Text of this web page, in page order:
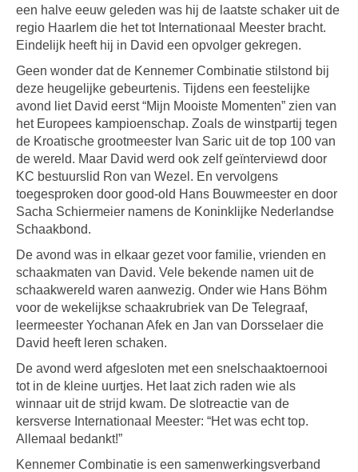
een halve eeuw geleden was hij de laatste schaker uit de
regio Haarlem die het tot Internationaal Meester bracht.
Eindelijk heeft hij in David een opvolger gekregen.
Geen wonder dat de Kennemer Combinatie stilstond bij
deze heugelijke gebeurtenis. Tijdens een feestelijke
avond liet David eerst “Mijn Mooiste Momenten” zien van
het Europees kampioenschap. Zoals de winstpartij tegen
de Kroatische grootmeester Ivan Saric uit de top 100 van
de wereld. Maar David werd ook zelf geïnterviewd door
KC bestuurslid Ron van Wezel. En vervolgens
toegesproken door good-old Hans Bouwmeester en door
Sacha Schiermeier namens de Koninklijke Nederlandse
Schaakbond.
De avond was in elkaar gezet voor familie, vrienden en
schaakmaten van David. Vele bekende namen uit de
schaakwereld waren aanwezig. Onder wie Hans Böhm
voor de wekelijkse schaakrubriek van De Telegraaf,
leermeester Yochanan Afek en Jan van Dorsselaer die
David heeft leren schaken.
De avond werd afgesloten met een snelschaaktoernooi
tot in de kleine uurtjes. Het laat zich raden wie als
winnaar uit de strijd kwam. De slotreactie van de
kersverse Internationaal Meester: “Het was echt top.
Allemaal bedankt!”
Kennemer Combinatie is een samenwerkingsverband